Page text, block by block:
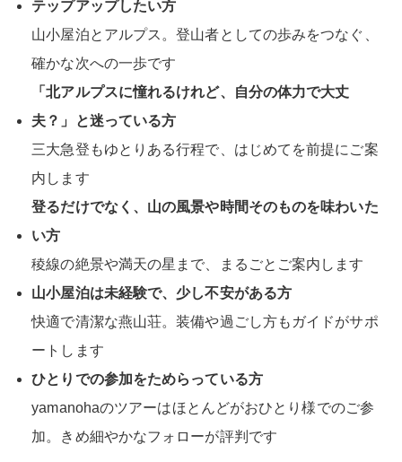
テップアップしたい方
山小屋泊とアルプス。登山者としての歩みをつなぐ、
確かな次への一歩です
「北アルプスに憧れるけれど、自分の体力で大丈
夫？」と迷っている方
三大急登もゆとりある行程で、はじめてを前提にご案
内します
登るだけでなく、山の風景や時間そのものを味わいた
い方
稜線の絶景や満天の星まで、まるごとご案内します
山小屋泊は未経験で、少し不安がある方
快適で清潔な燕山荘。装備や過ごし方もガイドがサポ
ートします
ひとりでの参加をためらっている方
yamanohaのツアーはほとんどがおひとり様でのご参
加。きめ細やかなフォローが評判です